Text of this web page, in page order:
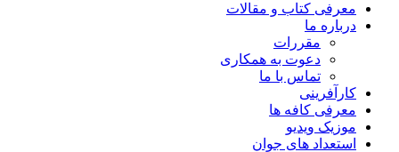
معرفی کتاب و مقالات
درباره ما
مقررات
دعوت به همکاری
تماس با ما
کارآفرینی
معرفی کافه ها
موزیک ویدیو
استعداد های جوان